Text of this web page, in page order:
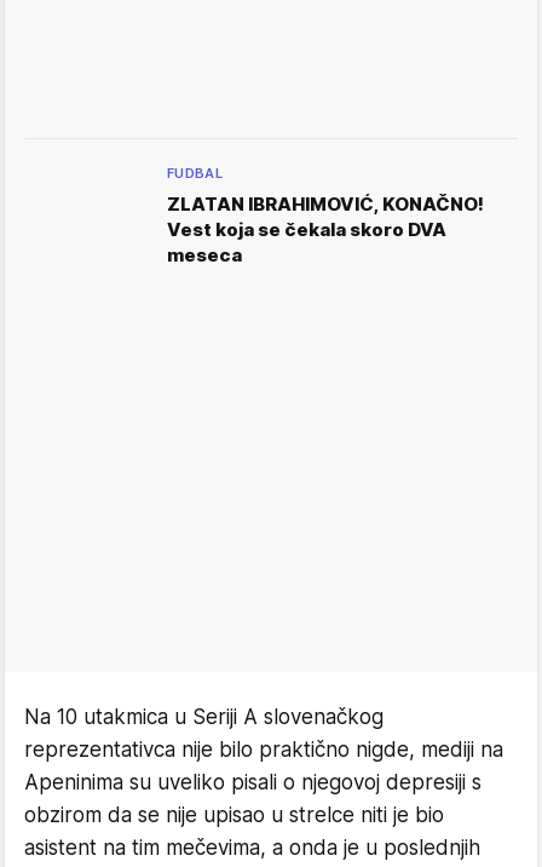
FUDBAL
ZLATAN IBRAHIMOVIĆ, KONAČNO!
Vest koja se čekala skoro DVA
meseca
Na 10 utakmica u Seriji A slovenačkog
reprezentativca nije bilo praktično nigde, mediji na
Apeninima su uveliko pisali o njegovoj depresiji s
obzirom da se nije upisao u strelce niti je bio
asistent na tim mečevima, a onda je u poslednjih